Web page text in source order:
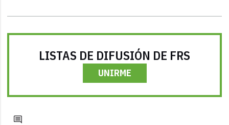
LISTAS DE DIFUSIÓN DE FRS
UNIRME